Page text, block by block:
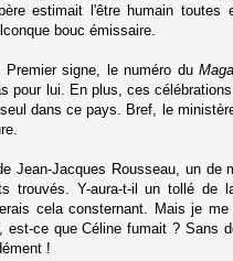
estimait l'être humain toutes
bouc émissaire.
Premier signe, le numéro du
pour lui. En plus, ces
dans ce pays. Bref, le
Jean-Jacques Rousseau, un
trouvés. Y-aura-t-il un tollé de
cela consternant. Mais je
ce que Céline fumait ? Sans
!